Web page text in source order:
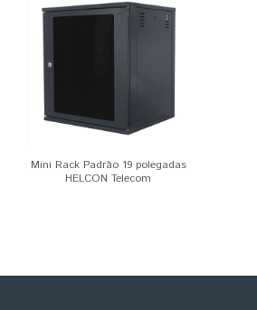
Mini Rack Padrão 19 polegadas
HELCON Telecom